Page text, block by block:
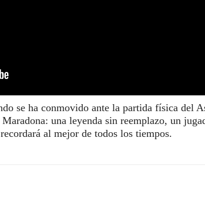
se ha conmovido ante la partida física del
una leyenda sin reemplazo, un
al mejor de todos los tiempos.